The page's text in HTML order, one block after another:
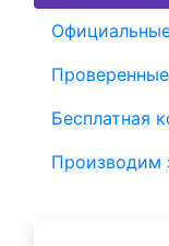
Бесплатная
Производим